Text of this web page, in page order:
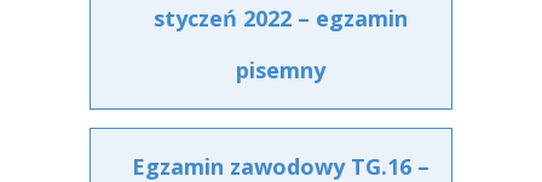
styczeń 2022 – egzamin
pisemny
Egzamin zawodowy TG.16 –